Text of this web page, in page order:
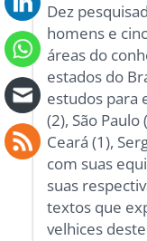
Dez
homens e
áreas do
estados do
estudos para
(2), São Paulo
Ceará (1),
com suas
suas
textos que
velhices